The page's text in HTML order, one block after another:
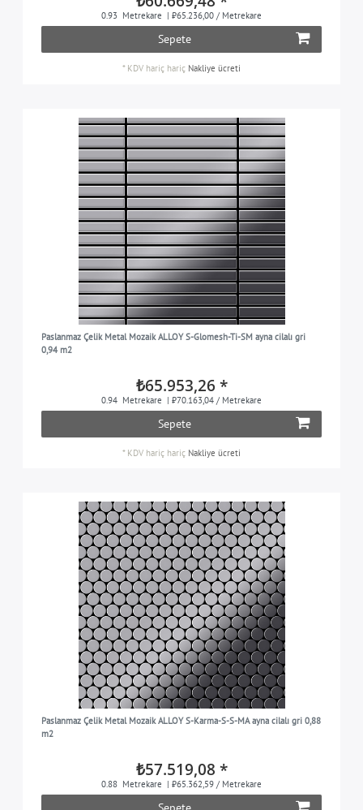
0.93 Metrekare | ₺65.236,00 / Metrekare
Sepete
* KDV hariç hariç Nakliye ücreti
Paslanmaz Çelik Metal Mozaik ALLOY S-Glomesh-Ti-SM ayna cilalı gri
0,94 m2
₺65.953,26 *
0.94 Metrekare | ₺70.163,04 / Metrekare
Sepete
* KDV hariç hariç Nakliye ücreti
Paslanmaz Çelik Metal Mozaik ALLOY S-Karma-S-S-MA ayna cilalı gri 0,88
m2
₺57.519,08 *
0.88 Metrekare | ₺65.362,59 / Metrekare